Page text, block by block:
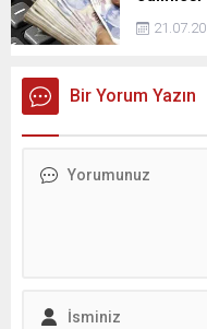
Bir Yorum Yazın